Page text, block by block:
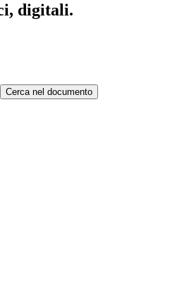
digitali.
Cerca nel documento